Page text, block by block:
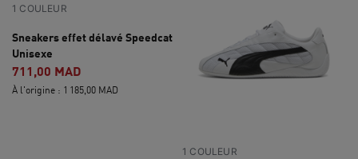
1 COULEUR
Sneakers effet délavé Speedcat
Unisexe
711,00 MAD
À l'origine : 1 185,00 MAD
1 COULEUR